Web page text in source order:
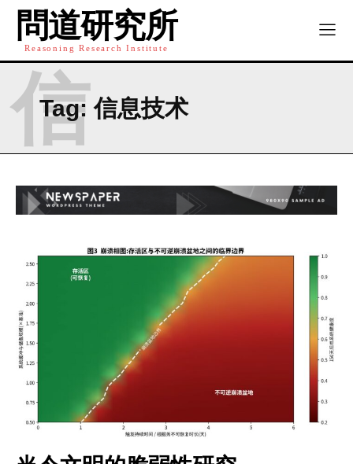
I WANT IN
I've read and accept the
問道研究所
Reasoning Research Institute
Tag:信息技术
信